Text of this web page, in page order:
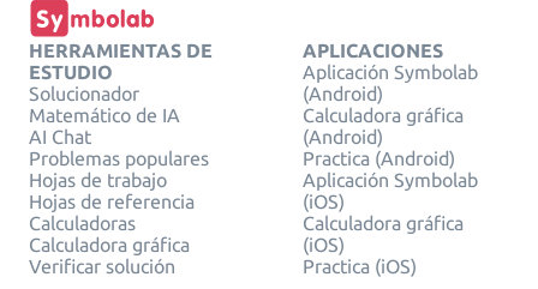
HERRAMIENTAS DE
ESTUDIO
Solucionador
Matemático de IA
AI Chat
Problemas populares
Hojas de trabajo
Hojas de referencia
Calculadoras
Calculadora gráfica
Verificar solución
APLICACIONES
Aplicación Symbolab
(Android)
Calculadora gráfica
(Android)
Practica (Android)
Aplicación Symbolab
(iOS)
Calculadora gráfica
(iOS)
Practica (iOS)